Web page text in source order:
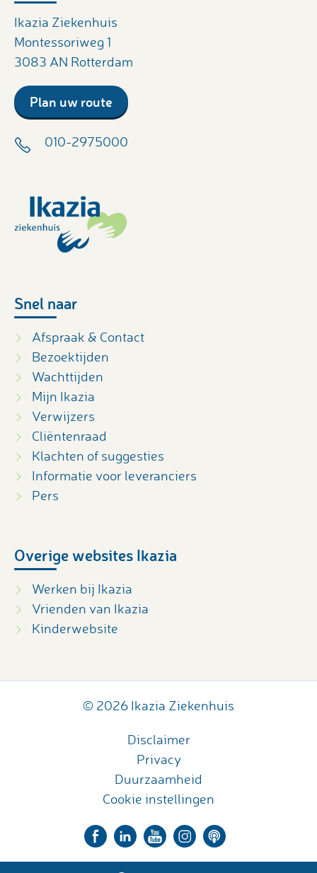
Ikazia Ziekenhuis
Montessoriweg 1
3083 AN Rotterdam
Plan uw route
010-2975000
Snel naar
Afspraak & Contact
Bezoektijden
Wachttijden
Mijn Ikazia
Verwijzers
Cliëntenraad
Klachten of suggesties
Informatie voor leveranciers
Pers
Overige websites Ikazia
Werken bij Ikazia
Vrienden van Ikazia
Kinderwebsite
© 2026 Ikazia Ziekenhuis
Disclaimer
Privacy
Duurzaamheid
Cookie instellingen